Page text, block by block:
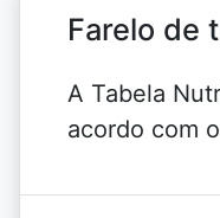
Farelo de
A Tabela
acordo com